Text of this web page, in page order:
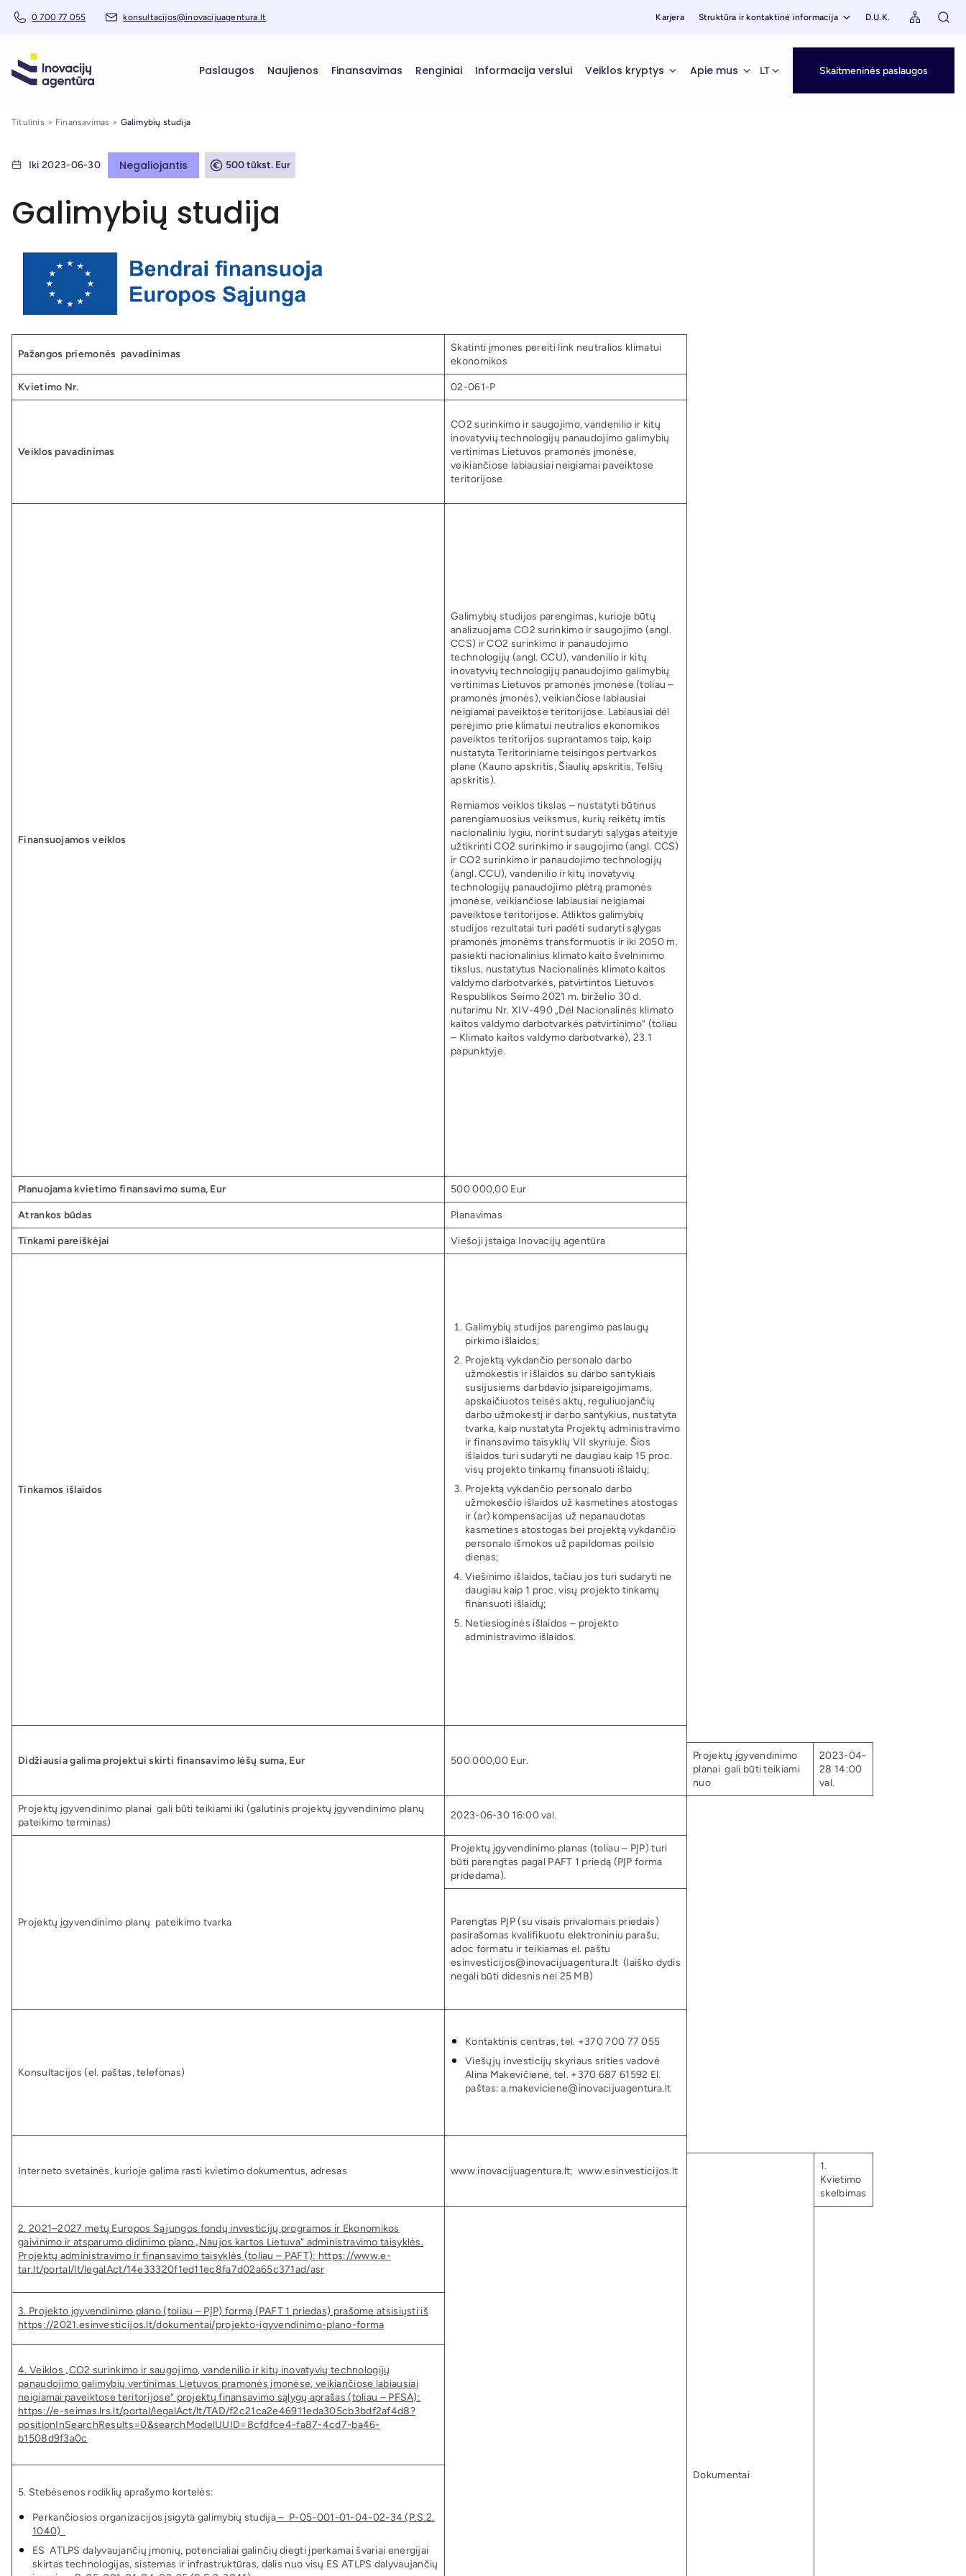
0 700 77 055 konsultacijos@inovacijuagentura.lt Karjera Struktūra ir kontaktinė informacija D.U.K.
Paslaugos Naujienos Finansavimas Renginiai Informacija verslui Veiklos kryptys Apie mus LT Skaitmeninės paslaugos
Titulinis Finansavimas Galimybių studija
Iki 2023-06-30 Negaliojantis 500 tūkst. Eur
Galimybių studija
Pažangos priemonės pavadinimas
Skatinti įmones pereiti link neutralios klimatui
ekonomikos
Kvietimo Nr. 02-061-P
Veiklos pavadinimas
CO2 surinkimo ir saugojimo, vandenilio ir kitų
inovatyvių technologijų panaudojimo galimybių
vertinimas Lietuvos pramonės įmonėse,
veikiančiose labiausiai neigiamai paveiktose
teritorijose
Finansuojamos veiklos
Galimybių studijos parengimas, kurioje būtų
analizuojama CO2 surinkimo ir saugojimo (angl.
CCS) ir CO2 surinkimo ir panaudojimo
technologijų (angl. CCU), vandenilio ir kitų
inovatyvių technologijų panaudojimo galimybių
vertinimas Lietuvos pramonės įmonėse (toliau –
pramonės įmonės), veikiančiose labiausiai
neigiamai paveiktose teritorijose. Labiausiai dėl
perėjimo prie klimatui neutralios ekonomikos
paveiktos teritorijos suprantamos taip, kaip
nustatyta Teritoriniame teisingos pertvarkos
plane (Kauno apskritis, Šiaulių apskritis, Telšių
apskritis).
Remiamos veiklos tikslas – nustatyti būtinus
parengiamuosius veiksmus, kurių reikėtų imtis
nacionaliniu lygiu, norint sudaryti sąlygas ateityje
užtikrinti CO2 surinkimo ir saugojimo (angl. CCS)
ir CO2 surinkimo ir panaudojimo technologijų
(angl. CCU), vandenilio ir kitų inovatyvių
technologijų panaudojimo plėtrą pramonės
įmonėse, veikiančiose labiausiai neigiamai
paveiktose teritorijose. Atliktos galimybių
studijos rezultatai turi padėti sudaryti sąlygas
pramonės įmonėms transformuotis ir iki 2050 m.
pasiekti nacionalinius klimato kaito švelninimo
tikslus, nustatytus Nacionalinės klimato kaitos
valdymo darbotvarkės, patvirtintos Lietuvos
Respublikos Seimo 2021 m. birželio 30 d.
nutarimu Nr. XIV-490 „Dėl Nacionalinės klimato
kaitos valdymo darbotvarkės patvirtinimo“ (toliau
– Klimato kaitos valdymo darbotvarkė), 23.1
papunktyje.
Planuojama kvietimo finansavimo suma, Eur 500 000,00 Eur
Atrankos būdas Planavimas
Tinkami pareiškėjai Viešoji įstaiga Inovacijų agentūra
Tinkamos išlaidos
Galimybių studijos parengimo paslaugų
pirkimo išlaidos;
Projektą vykdančio personalo darbo
užmokestis ir išlaidos su darbo santykiais
susijusiems darbdavio įsipareigojimams,
apskaičiuotos teisės aktų, reguliuojančių
darbo užmokestį ir darbo santykius, nustatyta
tvarka, kaip nustatyta Projektų administravimo
ir finansavimo taisyklių VII skyriuje. Šios
išlaidos turi sudaryti ne daugiau kaip 15 proc.
visų projekto tinkamų finansuoti išlaidų;
Projektą vykdančio personalo darbo
užmokesčio išlaidos už kasmetines atostogas
ir (ar) kompensacijas už nepanaudotas
kasmetines atostogas bei projektą vykdančio
personalo išmokos už papildomas poilsio
dienas;
Viešinimo išlaidos, tačiau jos turi sudaryti ne
daugiau kaip 1 proc. visų projekto tinkamų
finansuoti išlaidų;
Netiesioginės išlaidos – projekto
administravimo išlaidos.
Didžiausia galima projektui skirti finansavimo lėšų suma, Eur 500 000,00 Eur.
Projektų įgyvendinimo
planai gali būti teikiami
nuo
2023-04-
28 14:00
val.
Projektų įgyvendinimo planai gali būti teikiami iki (galutinis projektų įgyvendinimo planų
pateikimo terminas)
2023-06-30 16:00 val.
Projektų įgyvendinimo planų pateikimo tvarka
Projektų įgyvendinimo planas (toliau – PĮP) turi
būti parengtas pagal PAFT 1 priedą (PĮP forma
pridedama).
Parengtas PĮP (su visais privalomais priedais)
pasirašomas kvalifikuotu elektroniniu parašu,
adoc formatu ir teikiamas el. paštu
esinvesticijos@inovacijuagentura.lt (laiško dydis
negali būti didesnis nei 25 MB)
Konsultacijos (el. paštas, telefonas)
Kontaktinis centras, tel. +370 700 77 055
Viešųjų investicijų skyriaus srities vadovė
Alina Makevičienė, tel. +370 687 61592 El.
paštas: a.makeviciene@inovacijuagentura.lt
Interneto svetainės, kurioje galima rasti kvietimo dokumentus, adresas www.inovacijuagentura.lt; www.esinvesticijos.lt
Dokumentai
1.
Kvietimo
skelbimas
2. 2021–2027 metų Europos Sąjungos fondų investicijų programos ir Ekonomikos
gaivinimo ir atsparumo didinimo plano „Naujos kartos Lietuva“ administravimo taisyklės.
Projektų administravimo ir finansavimo taisyklės (toliau – PAFT): https://www.e-
tar.lt/portal/lt/legalAct/14e33320f1ed11ec8fa7d02a65c371ad/asr
3. Projekto įgyvendinimo plano (toliau – PĮP) formą (PAFT 1 priedas) prašome atsisiųsti iš
https://2021.esinvesticijos.lt/dokumentai/projekto-igyvendinimo-plano-forma
4. Veiklos „CO2 surinkimo ir saugojimo, vandenilio ir kitų inovatyvių technologijų
panaudojimo galimybių vertinimas Lietuvos pramonės įmonėse, veikiančiose labiausiai
neigiamai paveiktose teritorijose“ projektų finansavimo sąlygų aprašas (toliau – PFSA):
https://e-seimas.lrs.lt/portal/legalAct/lt/TAD/f2c21ca2e46911eda305cb3bdf2af4d8?
positionInSearchResults=0&searchModelUUID=8cfdfce4-fa87-4cd7-ba46-
b1508d9f3a0c
5. Stebėsenos rodiklių aprašymo kortelės:
Perkančiosios organizacijos įsigyta galimybių studija– P-05-001-01-04-02-34 (P.S.2.
1040)
ES ATLPS dalyvaujančių įmonių, potencialiai galinčių diegti įperkamai švariai energijai
skirtas technologijas, sistemas ir infrastruktūras, dalis nuo visų ES ATLPS dalyvaujančių